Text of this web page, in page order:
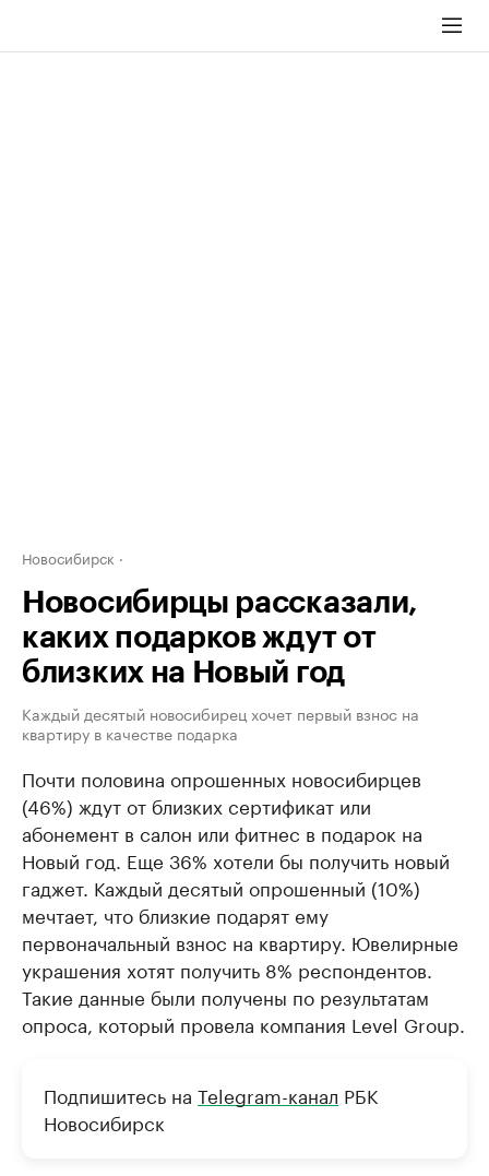
Новосибирск
Новосибирцы рассказали,
каких подарков ждут от
близких на Новый год
Каждый десятый новосибирец хочет первый взнос на
квартиру в качестве подарка
Почти половина опрошенных новосибирцев
(46%) ждут от близких сертификат или
абонемент в салон или фитнес в подарок на
Новый год. Еще 36% хотели бы получить новый
гаджет. Каждый десятый опрошенный (10%)
мечтает, что близкие подарят ему
первоначальный взнос на квартиру. Ювелирные
украшения хотят получить 8% респондентов.
Такие данные были получены по результатам
опроса, который провела компания Level Group.
Подпишитесь на Telegram-канал РБК
Новосибирск